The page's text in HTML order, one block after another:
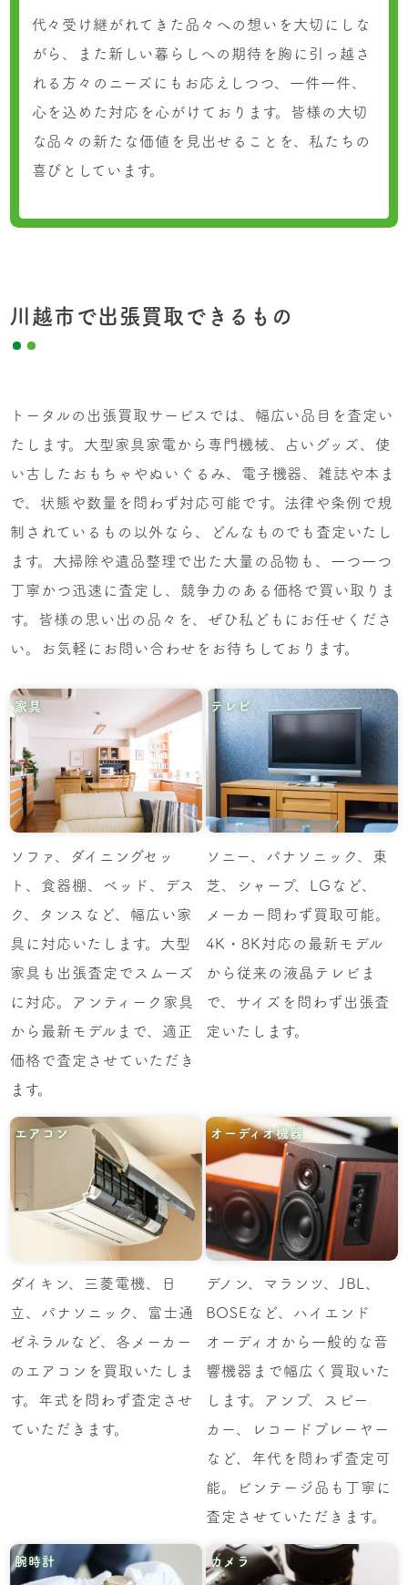
代々受け継がれてきた品々への想いを大切にしな
がら、また新しい暮らしへの期待を胸に引っ越さ
れる方々のニーズにもお応えしつつ、一件一件、
心を込めた対応を心がけております。皆様の大切
な品々の新たな価値を見出せることを、私たちの
喜びとしています。
川越市で出張買取できるもの
トータルの出張買取サービスでは、幅広い品目を査定い
たします。大型家具家電から専門機械、占いグッズ、使
い古したおもちゃやぬいぐるみ、電子機器、雑誌や本ま
で、状態や数量を問わず対応可能です。法律や条例で規
制されているもの以外なら、どんなものでも査定いたし
ます。大掃除や遺品整理で出た大量の品物も、一つ一つ
丁寧かつ迅速に査定し、競争力のある価格で買い取りま
す。皆様の思い出の品々を、ぜひ私どもにお任せくださ
い。お気軽にお問い合わせをお待ちしております。
家具
ソファ、ダイニングセッ
ト、食器棚、ベッド、デス
ク、タンスなど、幅広い家
具に対応いたします。大型
家具も出張査定でスムーズ
に対応。アンティーク家具
から最新モデルまで、適正
価格で査定させていただき
ます。
テレビ
ソニー、パナソニック、東
芝、シャープ、LGなど、
メーカー問わず買取可能。
4K・8K対応の最新モデル
から従来の液晶テレビま
で、サイズを問わず出張査
定いたします。
エアコン
ダイキン、三菱電機、日
立、パナソニック、富士通
ゼネラルなど、各メーカー
のエアコンを買取いたしま
す。年式を問わず査定させ
ていただきます。
オーディオ機器
デノン、マランツ、JBL、
BOSEなど、ハイエンド
オーディオから一般的な音
響機器まで幅広く買取いた
します。アンプ、スピー
カー、レコードプレーヤー
など、年代を問わず査定可
能。ビンテージ品も丁寧に
査定させていただきます。
腕時計 カメラ